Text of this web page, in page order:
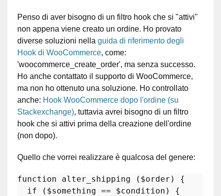
Penso di aver bisogno di un filtro hook che si "attivi"
non appena viene creato un ordine. Ho provato
diverse soluzioni nella guida di riferimento degli
Hook di WooCommerce, come:
'woocommerce_create_order', ma senza successo.
Ho anche contattato il supporto di WooCommerce,
ma non ho ottenuto una soluzione. Ho controllato
anche: Hook WooCommerce dopo l'ordine (su
Stackexchange), tuttavia avrei bisogno di un filtro
hook che si attivi prima della creazione dell'ordine
(non dopo).
Quello che vorrei realizzare è qualcosa del genere:
function alter_shipping ( $order ) {
if ( $something == $condition ) {